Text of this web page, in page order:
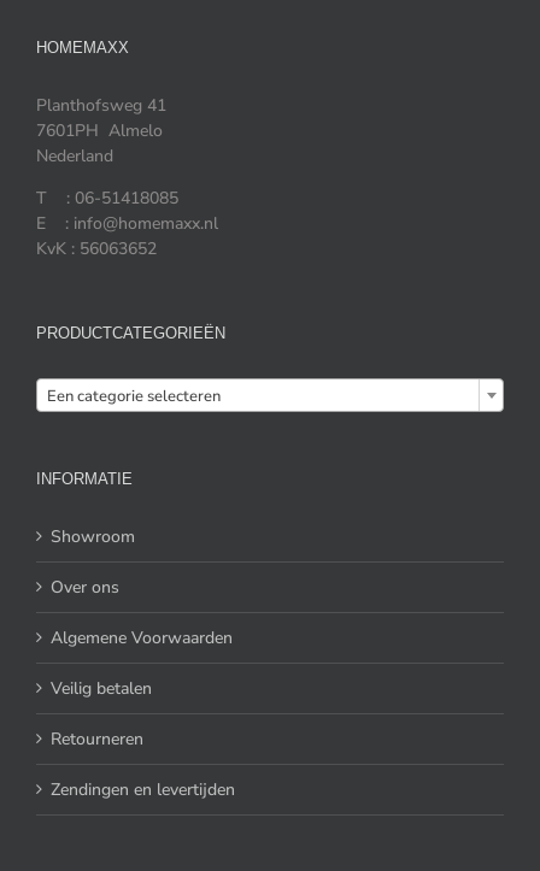
HOMEMAXX
Planthofsweg 41
7601PH Almelo
Nederland
T : 06-51418085
E : info@homemaxx.nl
KvK : 56063652
PRODUCTCATEGORIEËN
Een categorie selecteren
INFORMATIE
Showroom
Over ons
Algemene Voorwaarden
Veilig betalen
Retourneren
Zendingen en levertijden